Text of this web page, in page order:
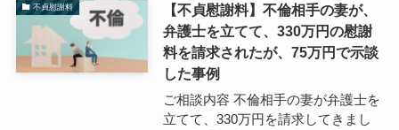
不貞慰謝料
【不貞慰謝料】不倫相手の妻が、
弁護士を立てて、330万円の慰謝
料を請求されたが、75万円で示談
した事例
ご相談内容 不倫相手の妻が弁護士を
立てて、330万円を請求してきまし